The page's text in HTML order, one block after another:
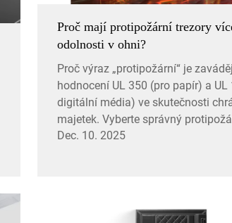
Proč mají protipožární trezory
odolnosti v ohni?
Proč výraz „protipožární“ je
hodnocení UL 350 (pro papír) a UL
digitální média) ve skutečnosti
majetek. Vyberte správný
pro rizika vašeho podnikání.
Dec. 10. 2025